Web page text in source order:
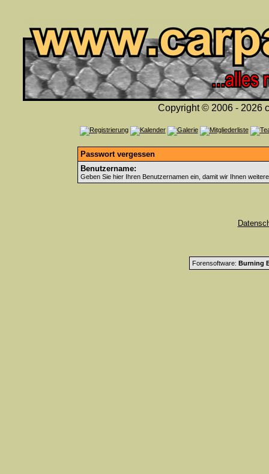
Copyright © 2006 - 2026
Passwort vergessen
Benutzername:
Geben Sie hier Ihren Benutzernamen ein, damit wir Ihnen
Forensoftware: Burning